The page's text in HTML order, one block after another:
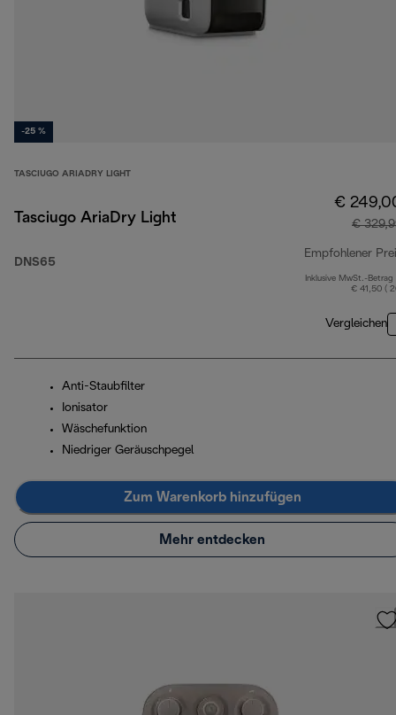
-25 %
TASCIUGO ARIADRY LIGHT
Tasciugo AriaDry Light
DNS65
€
€
Empfohlener
Inklusive MwSt.-Betrag
€ 41,50 (
Vergleichen
Anti-Staubfilter
Ionisator
Wäschefunktion
Niedriger Geräuschpegel
Zum Warenkorb hinzufügen
Mehr entdecken